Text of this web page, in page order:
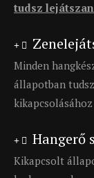
tudsz
Minden
állapotban
Hangerő
Kikapcsolt